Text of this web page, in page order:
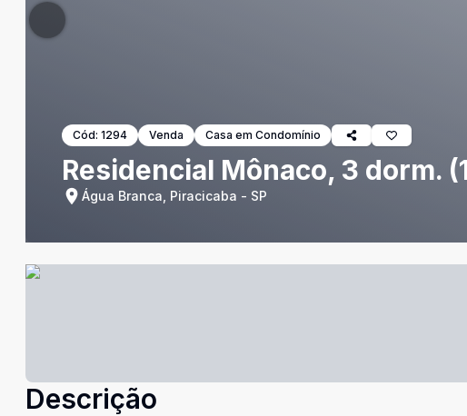
Cód: 1294 Venda Casa em Condomínio
Residencial Mônaco, 3 dorm.
Água Branca, Piracicaba - SP
Descrição